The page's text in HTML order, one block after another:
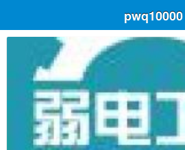
pwq10000